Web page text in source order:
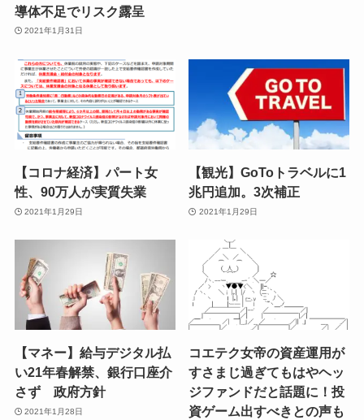
導体不足でリスク露呈
2021年1月31日
【コロナ経済】パート女
性、90万人が実質失業
2021年1月29日
【観光】GoToトラベルに1
兆円追加。3次補正
2021年1月29日
【マネー】給与デジタル払
い21年春解禁、銀行口座介
さず 政府方針
2021年1月28日
コエテク女帝の資産運用が
すさまじ過ぎてもはやヘッ
ジファンドだと話題に！投
資ゲーム出すべきとの声も